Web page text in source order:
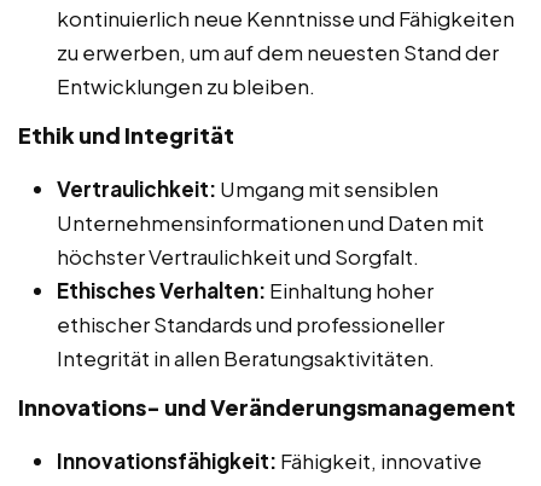
kontinuierlich neue Kenntnisse und Fähigkeiten
zu erwerben, um auf dem neuesten Stand der
Entwicklungen zu bleiben.
Ethik und Integrität
Vertraulichkeit: Umgang mit sensiblen
Unternehmensinformationen und Daten mit
höchster Vertraulichkeit und Sorgfalt.
Ethisches Verhalten: Einhaltung hoher
ethischer Standards und professioneller
Integrität in allen Beratungsaktivitäten.
Innovations- und Veränderungsmanagement
Innovationsfähigkeit: Fähigkeit, innovative